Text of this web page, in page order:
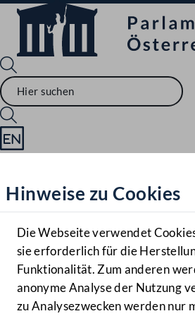
Hilfe
Benutzer
Navigationsmenü öffnen
MENÜ
Hinweise zu Cookies
Die Webseite verwendet
sie erforderlich für die
Funktionalität. Zum anderen
anonyme Analyse der Nutzung
zu Analysezwecken werden nur